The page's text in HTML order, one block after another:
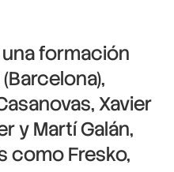
formación
Xavier
y Martí Galán,
como Fresko,